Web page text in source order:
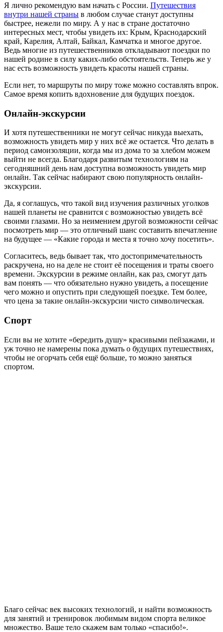
Я лично рекомендую вам начать с России. Путешествия
внутри нашей страны в любом случае станут доступны
быстрее, нежели по миру. А у нас в стране достаточно
интересных мест, чтобы увидеть их: Крым, Краснодарский
край, Карелия, Алтай, Байкал, Камчатка и многое другое.
Ведь многие из путешественников откладывают поездки по
нашей родине в силу каких-либо обстоятельств. Теперь же у
нас есть возможность увидеть красоты нашей страны.
Если нет, то маршруты по миру тоже можно составлять впрок.
Самое время копить вдохновение для будущих поездок.
Онлайн-экскурсии
И хотя путешественники не могут сейчас никуда выехать,
возможность увидеть мир у них всё же остается. Что делать в
период самоизоляции, когда мы из дома то за хлебом можем
выйти не всегда. Благодаря развитым технологиям на
сегодняшний день нам доступна возможность увидеть мир
онлайн. Так сейчас набирают свою популярность онлайн-
экскурсии.
Да, я соглашусь, что такой вид изучения различных уголков
нашей планеты не сравнится с возможностью увидеть всё
своими глазами. Но за неимением другой возможности сейчас
посмотреть мир — это отличный шанс составить впечатление
на будущее — «Какие города и места я точно хочу посетить».
Согласитесь, ведь бывает так, что достопримечательность
раскручена, но на деле не стоит её посещения и траты своего
времени. Экскурсии в режиме онлайн, как раз, смогут дать
вам понять — что обязательно нужно увидеть, а посещение
чего можно и опустить при следующей поездке. Тем более,
что цена за такие онлайн-экскурсии чисто символическая.
Спорт
Если вы не хотите «бередить душу» красивыми пейзажами, и
уж точно не намерены пока думать о будущих путешествиях,
чтобы не огорчать себя ещё больше, то можно заняться
спортом.
Благо сейчас век высоких технологий, и найти возможность
для занятий и тренировок любимым видом спорта великое
множество. Ваше тело скажем вам только «спасибо!».